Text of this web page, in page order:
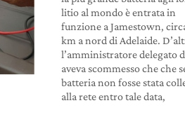
litio al mondo è entrata in
funzione a Jamestown,
km a nord di Adelaide.
l’amministratore delegato
aveva scommesso che che
batteria non fosse stata
alla rete entro tale data,